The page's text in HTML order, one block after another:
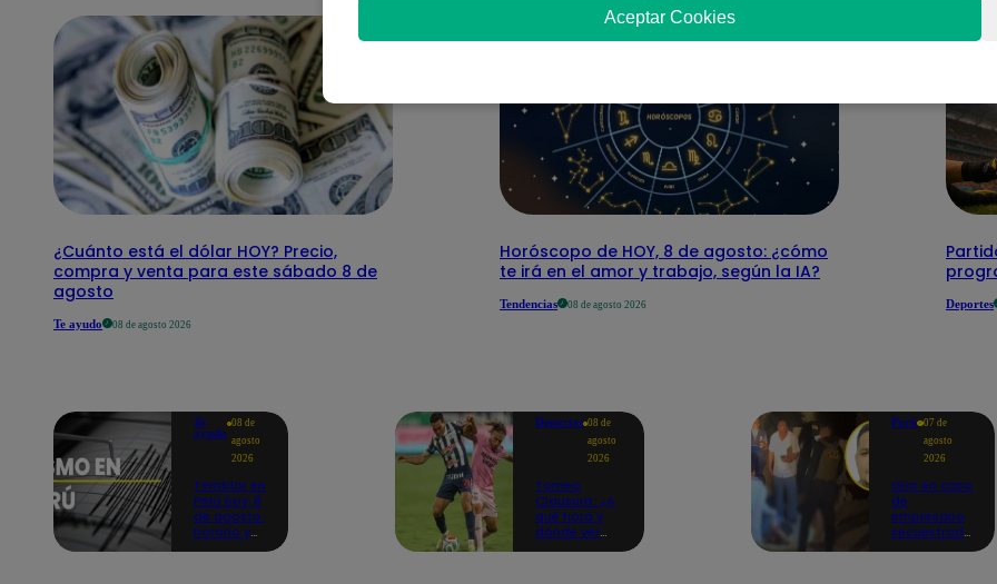
¿Cuánto está el dólar HOY? Precio,
compra y venta para este sábado 8 de
agosto
Te ayudo 08 de agosto 2026
Horóscopo de HOY, 8 de agosto: ¿cómo
te irá en el amor y trabajo, según la IA?
Tendencias 08 de agosto 2026 Deportes
Te
ayudo
08 de
agosto
2026
Temblor en
Perú hoy, 8
de agosto:
horario y
Deportes 08 de
agosto
2026
Torneo
Clausura: ¿A
qué hora y
dónde ver
Perú 07 de
agosto
2026
Giro en caso
de
empresario
secuestrado
Aceptar Cookies